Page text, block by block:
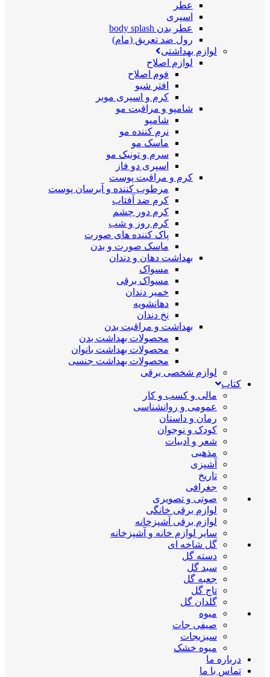
عطر
اسپری
عطر بدن body splash
رول ضد تعریق (مام)
لوازم بهداشتی
لوازم اصلاح
فوم اصلاح
افتر شیو
کرم و اسپری موبر
شامپو و مراقبت مو
شامپو
نرم کننده مو
ماسک مو
سرم و تونیک مو
اسپری دو فاز
کرم و مراقبت پوست
مرطوب کننده و آبرسان پوست
کرم ضد آفتاب
کرم دور چشم
کرم روز و شب
پاک کننده های صورت
ماسک صورت و بدن
بهداشت دهان و دندان
مسواک
مسواک برقی
خمیر دندان
دهانشویه
نخ دندان
بهداشت و مراقبت بدن
محصولات بهداشت بدن
محصولات بهداشت بانوان
محصولات بهداشت جنسی
لوازم شخصی برقی
کتاب
مالی و کسب و کار
عمومی و روانشناسی
رمان و داستان
کودک و نوجوان
شعر و ادبیات
مذهبی
آشپزی
تاریخ
جغرافی
صوتی و تصویری
لوازم برقی خانگی
لوازم برقی آشپزخانه
سایر لوازم خانه و آشپزخانه
گل شاخه ای
دسته گل
سبد گل
جعبه گل
تاج گل
گلدان گل
میوه
صیفی جات
سبزیجات
میوه خشک
درباره ما
تماس با ما